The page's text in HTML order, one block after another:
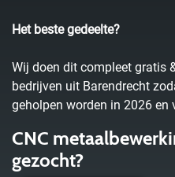
Het beste gedeelte?
Wij doen dit compleet gratis
bedrijven uit Barendrecht
geholpen worden in 2026 en
CNC
gezocht?